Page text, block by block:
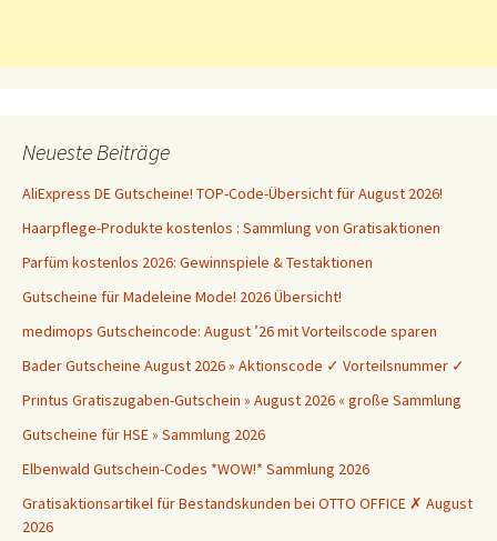
Neueste Beiträge
AliExpress DE Gutscheine! TOP-Code-Übersicht für August 2026!
Haarpflege-Produkte kostenlos : Sammlung von Gratisaktionen
Parfüm kostenlos 2026: Gewinnspiele & Testaktionen
Gutscheine für Madeleine Mode! 2026 Übersicht!
medimops Gutscheincode: August ’26 mit Vorteilscode sparen
Bader Gutscheine August 2026 » Aktionscode ✓ Vorteilsnummer ✓
Printus Gratiszugaben-Gutschein » August 2026 « große Sammlung
Gutscheine für HSE » Sammlung 2026
Elbenwald Gutschein-Codes *WOW!* Sammlung 2026
Gratisaktionsartikel für Bestandskunden bei OTTO OFFICE ✗ August
2026